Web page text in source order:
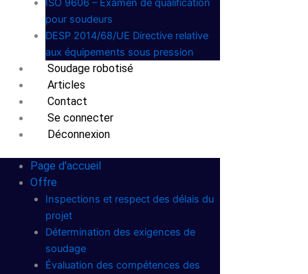
ISO 9606 – Examen de qualification
pour soudeurs
DESP 2014/68/UE Directive relative
aux équipements sous pression
Soudage robotisé
Articles
Contact
Se connecter
Déconnexion
Page d'accueil
Offre
Inspections et respect des délais du
projet
Détermination des exigences de
soudage
Évaluation des compétences des